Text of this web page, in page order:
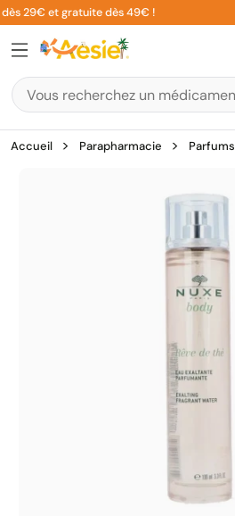
Aller
au
contenu
29€ et gratuite dès 49€ !
Accueil Parapharmacie Parfums